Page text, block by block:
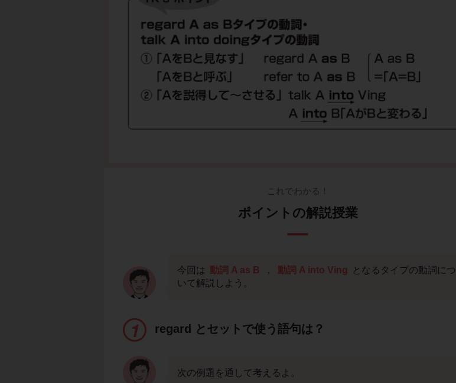
これでわかる！
ポイントの解説授業
今回は 動詞 A as B ， 動詞 A into Ving
となるタイプの動詞につ
いて解説しよう。
regard とセットで使う語句は？
次の例題を通して考えるよ。